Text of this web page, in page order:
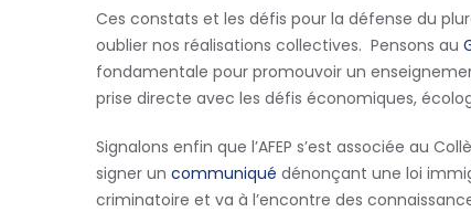
Ces constats et les défis pour la défense du
oublier nos réalisations collectives. Pensons au
fondamentale pour promouvoir un
prise directe avec les défis économiques,
Signalons enfin que l’AFEP s’est associée au
signer un communiqué dénonçant une loi
criminatoire et va à l’encontre des